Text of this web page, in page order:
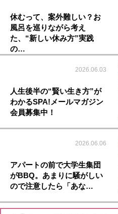
休むって、案外難しい？お
風呂を巡りながら考え
た、“新しい休み方”実践
の…
2026.06.03
人生後半の“賢い生き方”が
わかるSPA!メールマガジン
会員募集中！
2026.06.06
アパートの前で大学生集団
がBBQ。あまりに騒がしい
ので注意したら「あな…